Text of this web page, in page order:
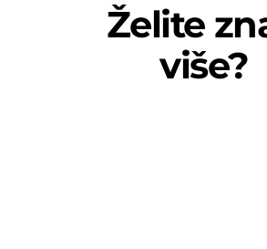
Želite
više?